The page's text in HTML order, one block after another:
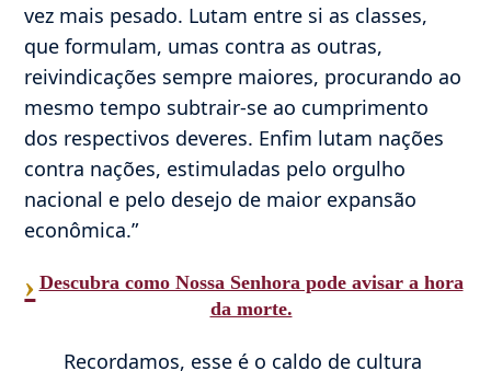
vez mais pesado. Lutam entre si as classes,
que formulam, umas contra as outras,
reivindicações sempre maiores, procurando ao
mesmo tempo subtrair-se ao cumprimento
dos respectivos deveres. Enfim lutam nações
contra nações, estimuladas pelo orgulho
nacional e pelo desejo de maior expansão
econômica.”
› Descubra como Nossa Senhora pode avisar a hora
da morte.
Recordamos, esse é o caldo de cultura